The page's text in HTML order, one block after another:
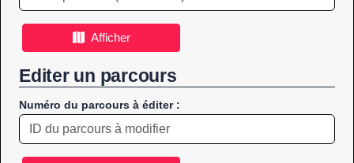
Afficher
Editer un parcours
Numéro du parcours à éditer :